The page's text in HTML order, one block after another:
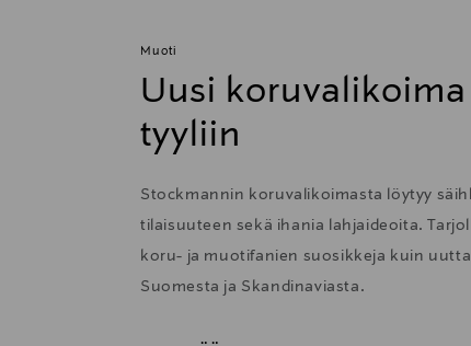
Muoti
Uusi
tyyliin
Stockmannin koruvalikoimasta löytyy
tilaisuuteen sekä ihania lahjaideoita.
koru- ja muotifanien suosikkeja kuin
Suomesta ja Skandinaviasta.